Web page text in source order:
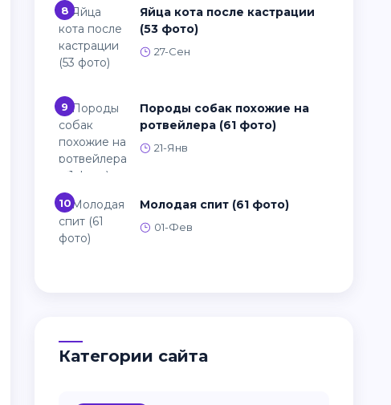
8
Яйца кота после кастрации
(53 фото)
27-Сен
9
Породы собак похожие на
ротвейлера (61 фото)
21-Янв
10 Молодая спит (61 фото)
01-Фев
Категории сайта